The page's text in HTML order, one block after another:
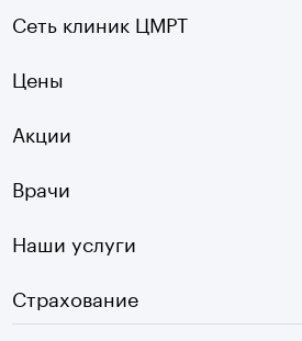
Озерки
Садовая
Старая Деревня
Девяткино
г. Колпино
Оптическая топография
УЗДГ
Чек-ап
ЭКГ
Медицинские анализы
Сеть клиник ЦМРТ
Цены
Акции
Врачи
Наши услуги
Страхование